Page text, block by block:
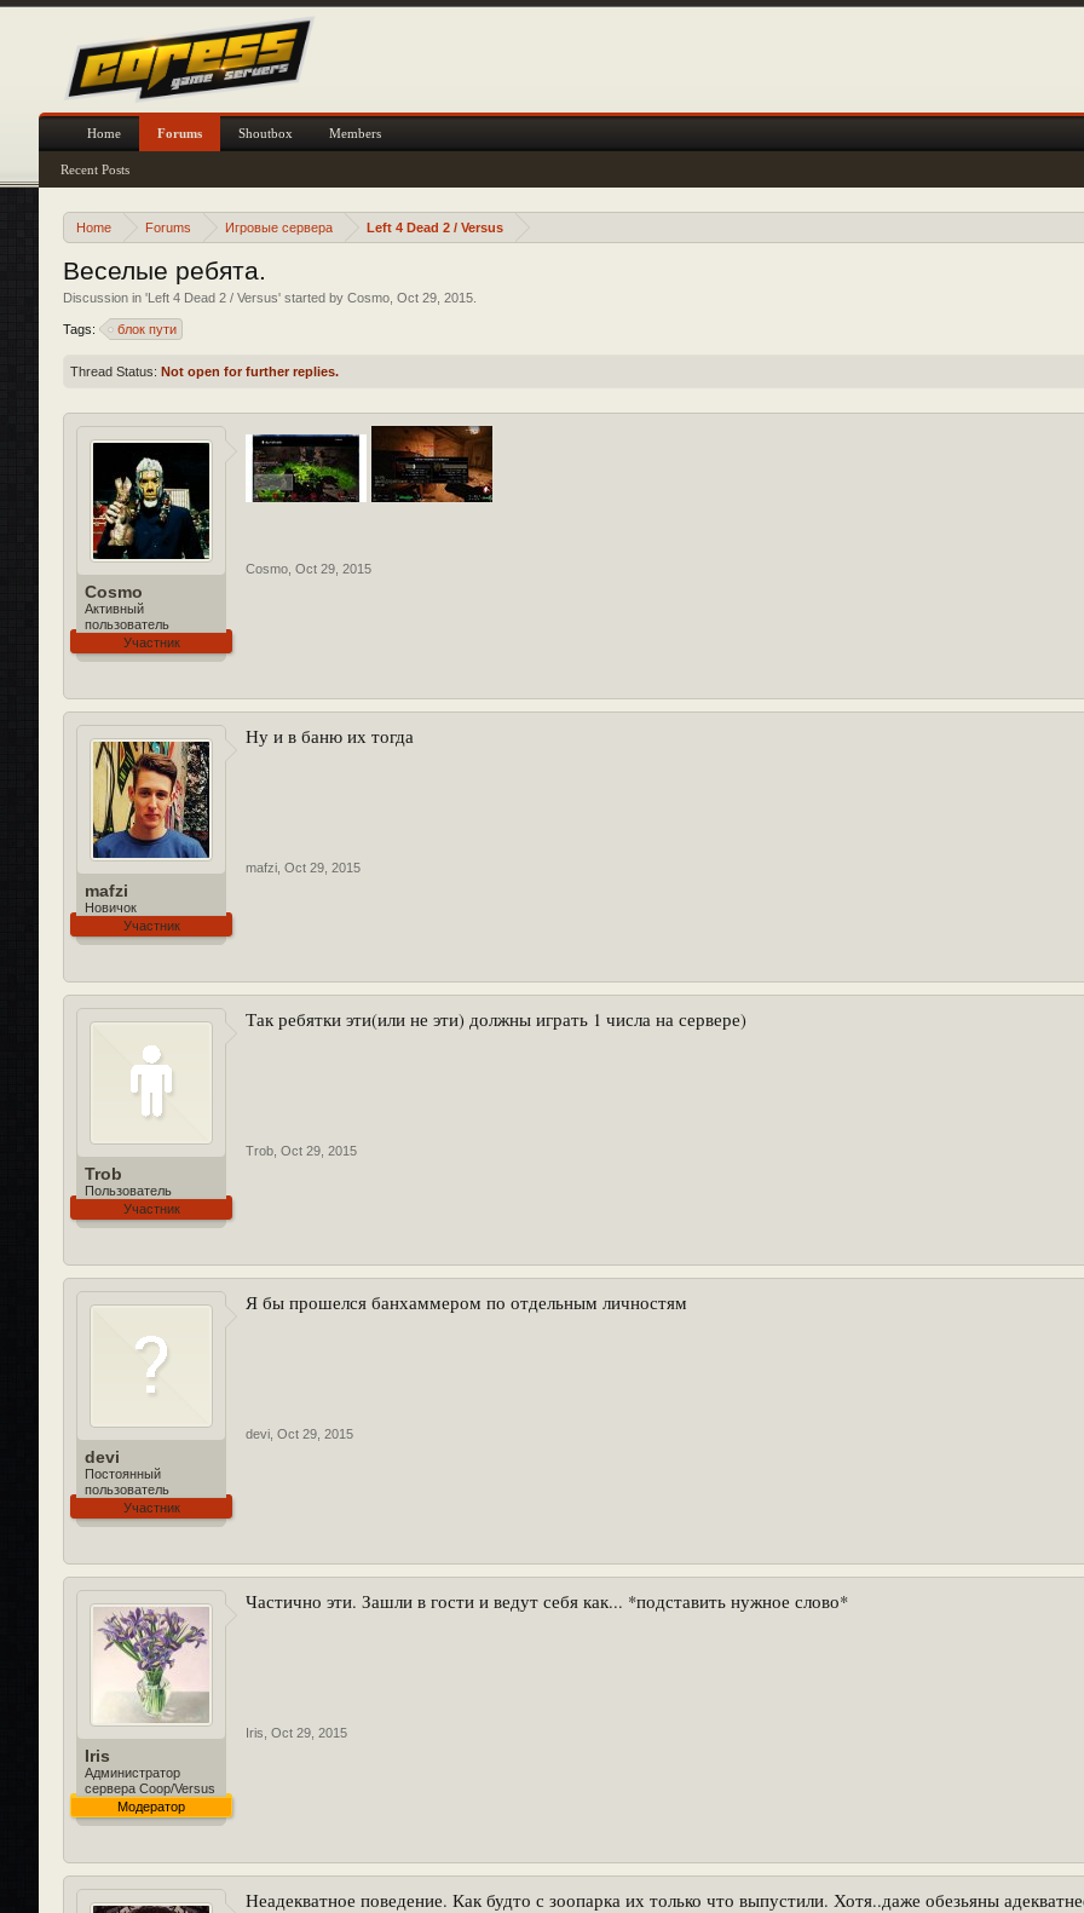
Home Forums Игровые сервера Left 4 Dead 2 / Versus
Веселые ребята.
Discussion in 'Left 4 Dead 2 / Versus' started by Cosmo Oct 29, 2015
Tags: блок пути
Thread Status: Not open for further replies.
Cosmo
Активный
пользователь
Участник
Cosmo Oct 29, 2015
mafzi
Новичок
Участник
Ну и в баню их тогда
mafzi Oct 29, 2015
Trob
Пользователь
Участник
Так ребятки эти(или не эти) должны играть 1 числа на сервере)
Trob Oct 29, 2015
devi
Постоянный
пользователь
Участник
Я бы прошелся банхаммером по отдельным личностям
devi Oct 29, 2015
Iris
Администратор
сервера Coop/Versus
Модератор
Частично эти. Зашли в гости и ведут себя как... *подставить нужное слово*
Iris Oct 29, 2015
Неадекватное поведение. Как будто с зоопарка их только что выпустили. Хотя..даже обезьяны
Home Forums
Recent Posts
Shoutbox Members